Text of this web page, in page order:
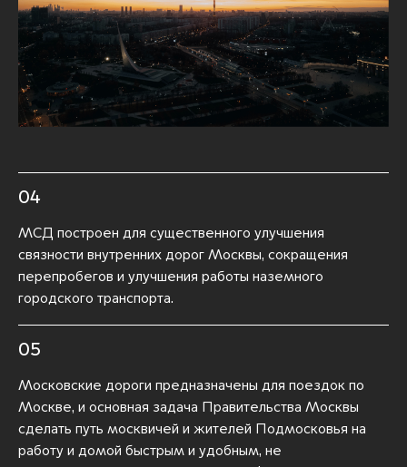
04
МСД построен для существенного улучшения
связности внутренних дорог Москвы, сокращения
перепробегов и улучшения работы наземного
городского транспорта.
05
Московские дороги предназначены для поездок по
Москве, и основная задача Правительства Москвы
сделать путь москвичей и жителей Подмосковья на
работу и домой быстрым и удобным, не